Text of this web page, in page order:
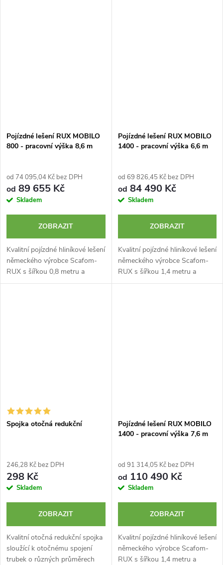
Pojízdné lešení RUX MOBILO
800 - pracovní výška 8,6 m
od 74 095,04 Kč bez DPH
od 89 655 Kč
Skladem
ZOBRAZIT
Kvalitní pojízdné hliníkové lešení
německého výrobce Scafom-
RUX s šířkou 0,8 metru a
výškou 8,6 m. Typ MOBILO 800
Pojízdné lešení RUX MOBILO
1400 - pracovní výška 6,6 m
od 69 826,45 Kč bez DPH
od 84 490 Kč
Skladem
ZOBRAZIT
Kvalitní pojízdné hliníkové lešení
německého výrobce Scafom-
RUX s šířkou 1,4 metru a
výškou 6,6 m. Typ MOBILO
Spojka otočná redukční
246,28 Kč bez DPH
298 Kč
Skladem
ZOBRAZIT
Kvalitní otočná redukční spojka
sloužící k otočnému spojení
trubek o různých průměrech
Pojízdné lešení RUX MOBILO
1400 - pracovní výška 7,6 m
od 91 314,05 Kč bez DPH
od 110 490 Kč
Skladem
ZOBRAZIT
Kvalitní pojízdné hliníkové lešení
německého výrobce Scafom-
RUX s šířkou 1,4 metru a